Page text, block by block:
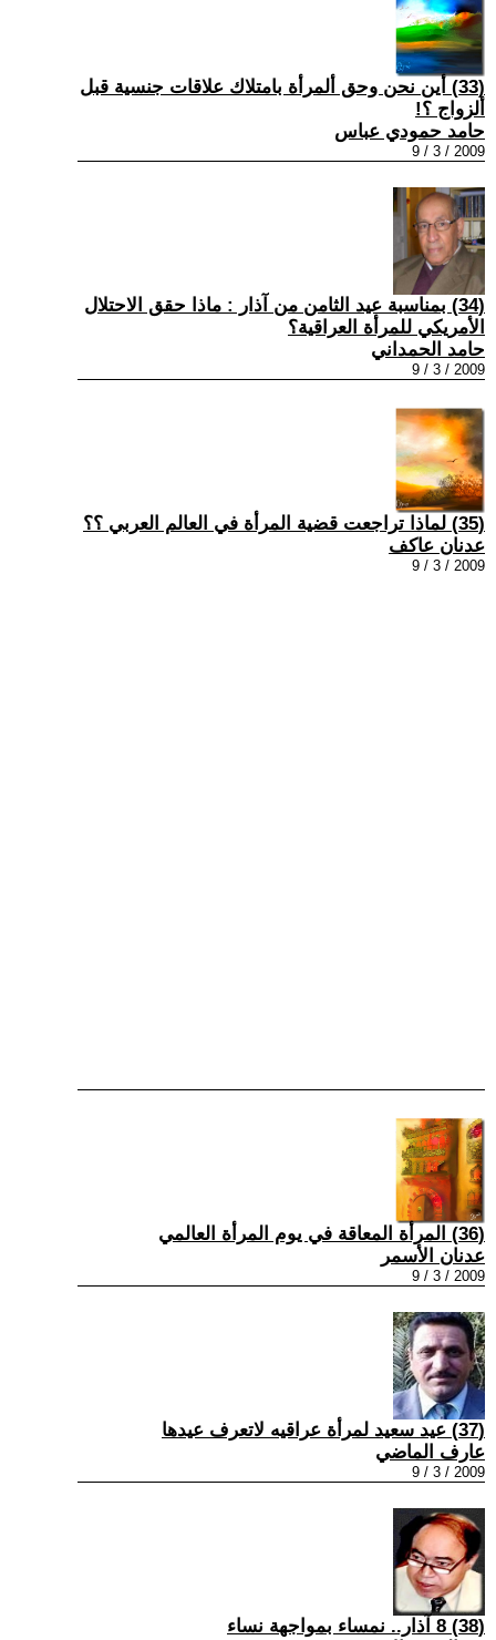
(33) أين نحن وحق ألمرأة بامتلاك علاقات جنسية قبل
ألزواج ؟!
حامد حمودي عباس
2009 / 3 / 9
(34) بمناسبة عيد الثامن من آذار : ماذا حقق الاحتلال
الأمريكي للمرأة العراقية؟
حامد الحمداني
2009 / 3 / 9
(35) لماذا تراجعت قضية المرأة في العالم العربي ؟؟
عدنان عاكف
2009 / 3 / 9
(36) المرأة المعاقة في يوم المرأة العالمي
عدنان الأسمر
2009 / 3 / 9
(37) عيد سعيد لمرأة عراقيه لاتعرف عيدها
عارف الماضي
2009 / 3 / 9
(38) 8 آذار.. نمساء بمواجهة نساء